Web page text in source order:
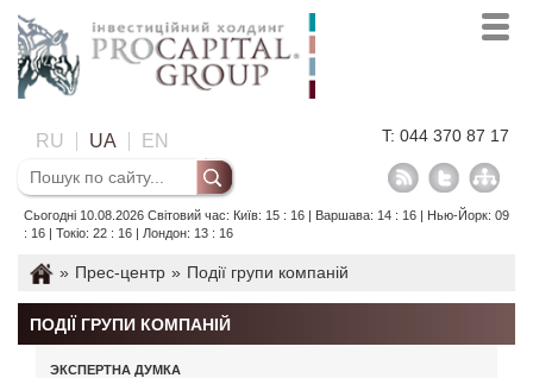
RU UA EN T: 044 370 87 17
Сьогодні 10.08.2026 Світовий час: Київ: 15 : 16 | Варшава: 14 : 16 | Нью-Йорк: 09
: 16 | Токіо: 22 : 16 | Лондон: 13 : 16
» Прес-центр » Події групи компаній
ПОДІЇ ГРУПИ КОМПАНІЙ
ЭКСПЕРТНА ДУМКА